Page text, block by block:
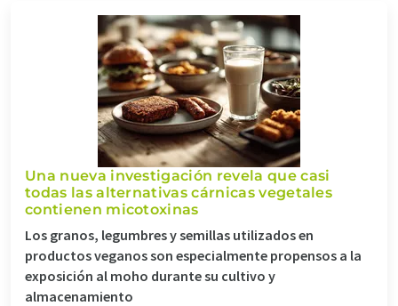
Una nueva investigación revela que casi
todas las alternativas cárnicas vegetales
contienen micotoxinas
Los granos, legumbres y semillas utilizados en
productos veganos son especialmente propensos a la
exposición al moho durante su cultivo y
almacenamiento